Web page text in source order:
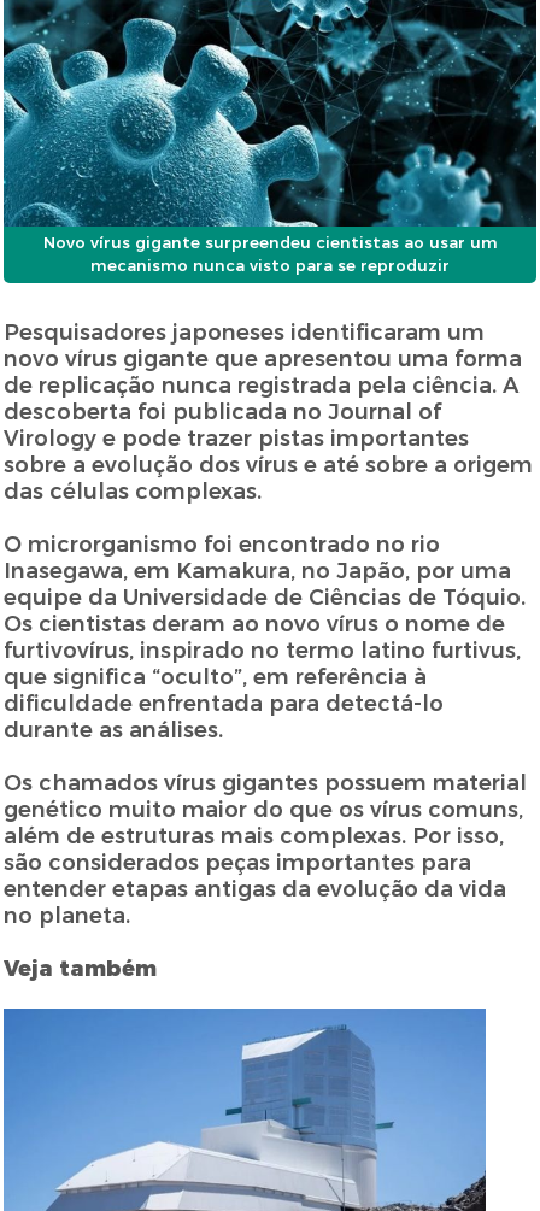
Novo vírus gigante surpreendeu cientistas ao usar um
mecanismo nunca visto para se reproduzir
Pesquisadores japoneses identificaram um
novo vírus gigante que apresentou uma forma
de replicação nunca registrada pela ciência. A
descoberta foi publicada no Journal of
Virology e pode trazer pistas importantes
sobre a evolução dos vírus e até sobre a origem
das células complexas.
O microrganismo foi encontrado no rio
Inasegawa, em Kamakura, no Japão, por uma
equipe da Universidade de Ciências de Tóquio.
Os cientistas deram ao novo vírus o nome de
furtivovírus, inspirado no termo latino furtivus,
que significa “oculto”, em referência à
dificuldade enfrentada para detectá-lo
durante as análises.
Os chamados vírus gigantes possuem material
genético muito maior do que os vírus comuns,
além de estruturas mais complexas. Por isso,
são considerados peças importantes para
entender etapas antigas da evolução da vida
no planeta.
Veja também